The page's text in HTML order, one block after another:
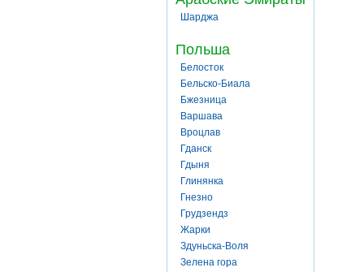
Шарджа
Польша
Белосток
Бельско-Биала
Бжезница
Варшава
Вроцлав
Гданск
Гдыня
Глинянка
Гнезно
Грудзендз
Жарки
Здуньска-Воля
Зелена гора